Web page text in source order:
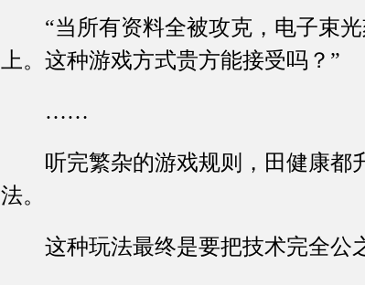
“当所有资料全被攻克，电子束光
上。这种游戏方式贵方能接受吗？”
……
听完繁杂的游戏规则，田健康都
法。
这种玩法最终是要把技术完全公